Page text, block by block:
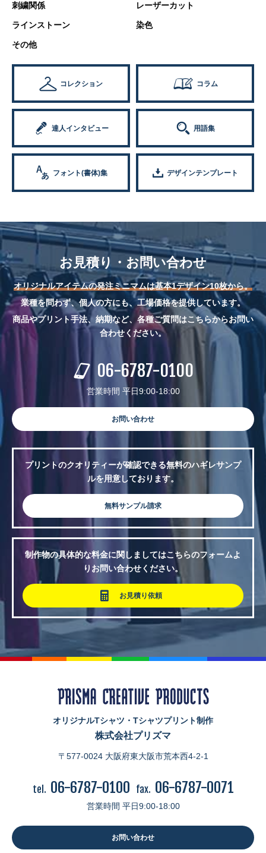
刺繍関係 レーザーカット
ラインストーン 染色
その他
コレクション コラム
達人インタビュー 用語集
フォント(書体)集 デザインテンプレート
お見積り・お問い合わせ
オリジナルアイテムの発注ミニマムは基本1デザイン10枚から。
業種を問わず、個人の方にも、工場価格を提供しています。
商品やプリント手法、納期など、各種ご質問はこちらからお問い
合わせください。
06-6787-0100
営業時間 平日9:00-18:00
お問い合わせ
プリントのクオリティーが確認できる無料のハギレサンプ
ルを用意しております。
無料サンプル請求
制作物の具体的な料金に関しましてはこちらのフォームよ
りお問い合わせください。
お見積り依頼
オリジナルTシャツ・Tシャツプリント制作
株式会社プリズマ
〒577-0024 大阪府東大阪市荒本西4-2-1
tel. 06-6787-0100 fax. 06-6787-0071
営業時間 平日9:00-18:00
お問い合わせ